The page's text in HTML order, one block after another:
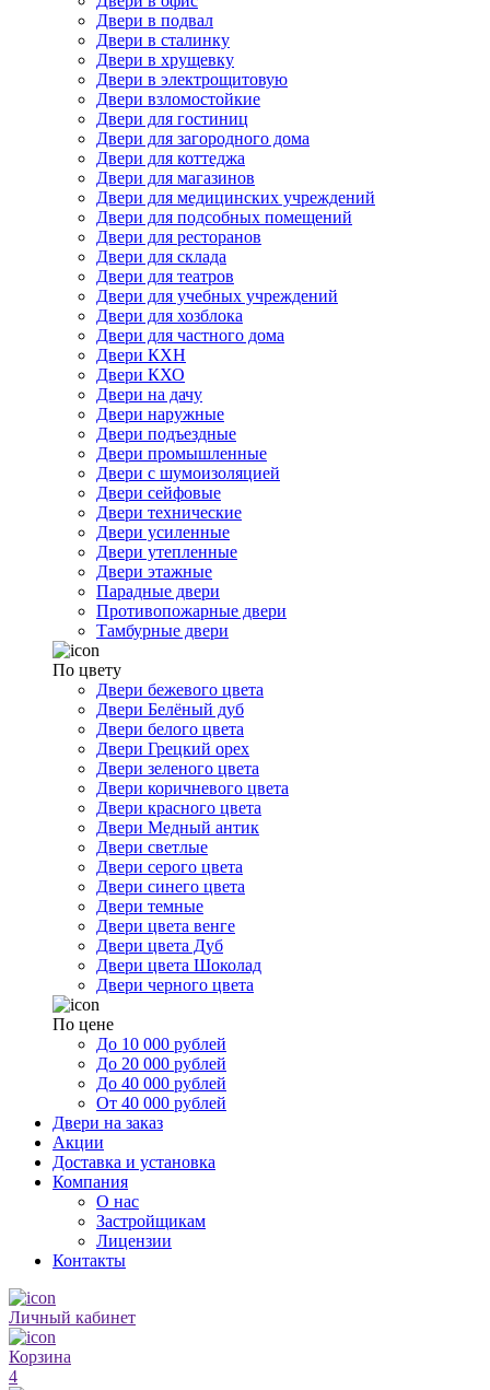
Двери в подвал
Двери в сталинку
Двери в хрущевку
Двери в электрощитовую
Двери взломостойкие
Двери для гостиниц
Двери для загородного дома
Двери для коттеджа
Двери для магазинов
Двери для медицинских учреждений
Двери для подсобных помещений
Двери для ресторанов
Двери для склада
Двери для театров
Двери для учебных учреждений
Двери для хозблока
Двери для частного дома
Двери КХН
Двери КХО
Двери на дачу
Двери наружные
Двери подъездные
Двери промышленные
Двери с шумоизоляцией
Двери сейфовые
Двери технические
Двери усиленные
Двери утепленные
Двери этажные
Парадные двери
Противопожарные двери
Тамбурные двери
По цвету
Двери бежевого цвета
Двери Белёный дуб
Двери белого цвета
Двери Грецкий орех
Двери зеленого цвета
Двери коричневого цвета
Двери красного цвета
Двери Медный антик
Двери светлые
Двери серого цвета
Двери синего цвета
Двери темные
Двери цвета венге
Двери цвета Дуб
Двери цвета Шоколад
Двери черного цвета
По цене
До 10 000 рублей
До 20 000 рублей
До 40 000 рублей
От 40 000 рублей
Двери на заказ
Акции
Доставка и установка
Компания
О нас
Застройщикам
Лицензии
Контакты
Личный кабинет
Корзина
4